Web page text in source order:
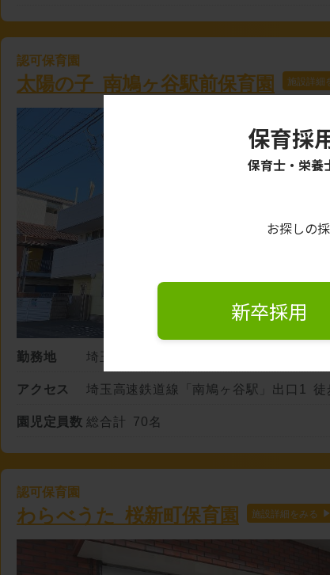
保育採
保育士・栄養
お探しの
新卒採用
認可保育園
太陽の子 南鳩ヶ谷駅前保育園
勤務地 埼玉県川口市南鳩ヶ谷4-10-19
アクセス 埼玉高速鉄道線「南鳩ヶ谷駅」出口1 徒
園児定員数 総合計 70名
認可保育園
わらべうた 桜新町保育園